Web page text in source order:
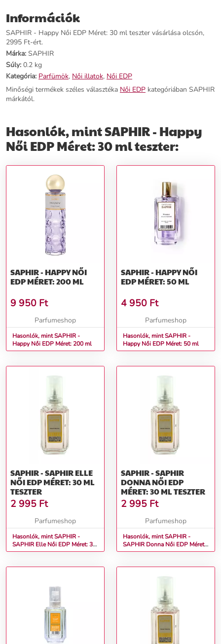
Információk
SAPHIR - Happy Női EDP Méret: 30 ml teszter vásárlása olcsón,
2995 Ft-ért.
Márka: SAPHIR
Súly: 0.2 kg
Kategória: Parfümök, Női illatok, Női EDP
Minőségi termékek széles választéka Női EDP kategóriában SAPHIR
márkától.
Hasonlók, mint SAPHIR - Happy
Női EDP Méret: 30 ml teszter:
SAPHIR - HAPPY NŐI
EDP MÉRET: 200 ML
9 950 Ft
Parfumeshop
Hasonlók, mint SAPHIR -
Happy Női EDP Méret: 200 ml
SAPHIR - HAPPY NŐI
EDP MÉRET: 50 ML
4 950 Ft
Parfumeshop
Hasonlók, mint SAPHIR -
Happy Női EDP Méret: 50 ml
SAPHIR - SAPHIR ELLE
NŐI EDP MÉRET: 30 ML
TESZTER
2 995 Ft
Parfumeshop
Hasonlók, mint SAPHIR -
SAPHIR Elle Női EDP Méret: 30
ml teszter
SAPHIR - SAPHIR
DONNA NŐI EDP
MÉRET: 30 ML TESZTER
2 995 Ft
Parfumeshop
Hasonlók, mint SAPHIR -
SAPHIR Donna Női EDP Méret:
30 ml teszter